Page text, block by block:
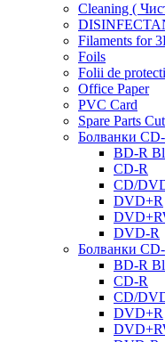
Cleaning (
Filaments for
Foils
Folii de
Office Paper
PVC Card
Spare Parts
Болванки
BD-R
CD-R
CD/
DVD+R
DVD-R
Болванки
BD-R
CD-R
CD/
DVD+R